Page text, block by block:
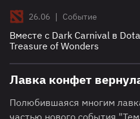
26.06 | Событие
Вместе с Dark Carnival в
Treasure of Wonders
Лавка конфет
Полюбившаяся многим